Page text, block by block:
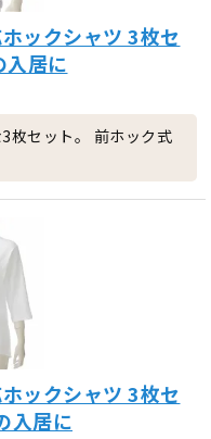
ックシャツ 3枚セ
居に
枚セット。 前ホック式
ックシャツ 3枚セ
入居に